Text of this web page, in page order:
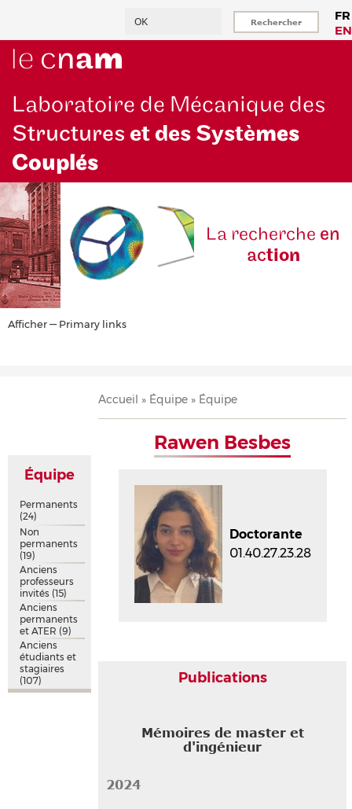
principal
FR
EN
Laboratoire de Mécanique des
Structures et des Systèmes
Couplés
La recherche en
action
Primary
Afficher — Primary links
Fil
d'Ariane
Accueil Équipe Équipe
Rawen Besbes
Doctorante
01.40.27.23.28
Publications
Mémoires de master et
d'ingénieur
2024
Équipe
Permanents
(24)
Non
permanents
(19)
Anciens
professeurs
invités (15)
Anciens
permanents
et ATER (9)
Anciens
étudiants et
stagiaires
(107)